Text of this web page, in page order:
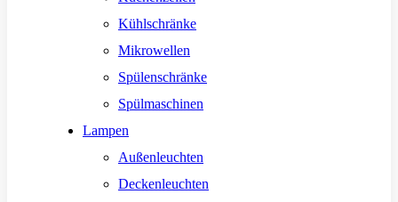
Kühlschränke
Mikrowellen
Spülenschränke
Spülmaschinen
Lampen
Außenleuchten
Deckenleuchten